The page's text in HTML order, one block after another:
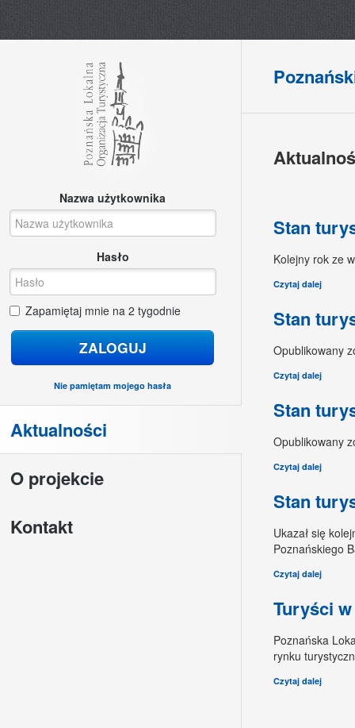
Nazwa użytkownika
Hasło
Zapamiętaj mnie na 2 tygodnie
Nie pamiętam mojego hasła
Aktualności
O projekcie
Kontakt
Stan
Kolejny rok ze
Czytaj dalej
Stan
Opublikowany
Czytaj dalej
Stan
Opublikowany
Czytaj dalej
Stan
Ukazał się
Poznańskiego
Czytaj dalej
Turyści
Poznańska
rynku
Czytaj dalej